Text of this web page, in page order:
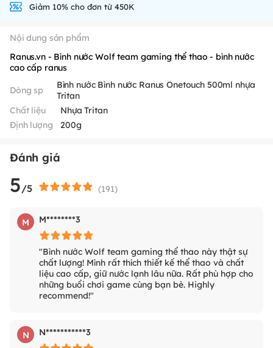
Giảm 10% cho đơn từ 450K
Nội dung sản phẩm
Ranus.vn - Bình nước Wolf team gaming thể thao - bình nước
cao cấp ranus
Dòng sp
Bình nước Bình nước Ranus Onetouch 500ml nhựa
Tritan
Chất liệu
Nhựa Tritan
Định lượng
200g
Đánh giá
5/5 (191)
M M********3
"Bình nước Wolf team gaming thể thao này thật sự
chất lượng! Mình rất thích thiết kế thể thao và chất
liệu cao cấp, giữ nước lạnh lâu nữa. Rất phù hợp cho
những buổi chơi game cùng bạn bè. Highly
recommend!"
N N***********3